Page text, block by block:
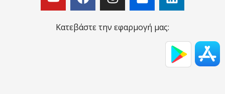
Κατεβάστε την εφαρμογή μας: